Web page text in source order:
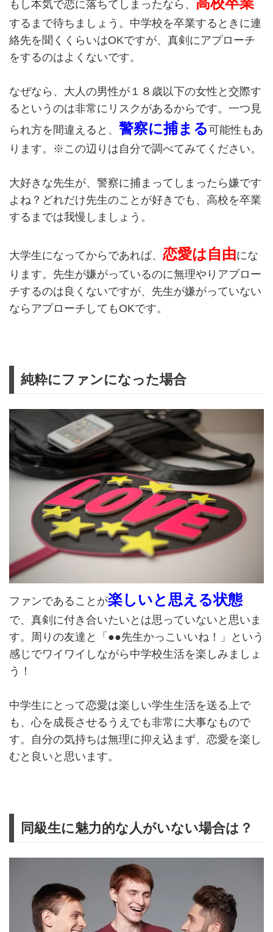
もし本気で恋に落ちてしまったなら、
するまで待ちましょう。中学校を卒業するときに連
絡先を聞くくらいはOKですが、真剣にアプローチ
をするのはよくないです。
なぜなら、大人の男性が１８歳以下の女性と交際す
るというのは非常にリスクがあるからです。一つ見
られ方を間違えると、 警察に捕まる可能性もあ
ります。※この辺りは自分で調べてみてください。
大好きな先生が、警察に捕まってしまったら嫌です
よね？どれだけ先生のことが好きでも、高校を卒業
するまでは我慢しましょう。
大学生になってからであれば、 恋愛は自由にな
ります。先生が嫌がっているのに無理やりアプロー
チするのは良くないですが、先生が嫌がっていない
ならアプローチしてもOKです。
純粋にファンになった場合
ファンであることが楽しいと思える状態
で、真剣に付き合いたいとは思っていないと思いま
す。周りの友達と「●●先生かっこいいね！」という
感じでワイワイしながら中学校生活を楽しみましょ
う！
中学生にとって恋愛は楽しい学生生活を送る上で
も、心を成長させるうえでも非常に大事なもので
す。自分の気持ちは無理に抑え込まず、恋愛を楽し
むと良いと思います。
同級生に魅力的な人がいない場合は？